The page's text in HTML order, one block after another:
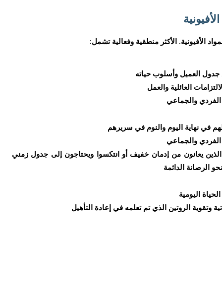
الأفيونية. الأكثر منطقية وفعالية تشمل:
العميل وأسلوب حياته
العائلية والعمل
والجماعي
في نهاية اليوم والنوم في سريرهم
والجماعي
يعانون من إدمان خفيف أو انتكسوا ويحتاجون إلى جدول زمني
الرصانة الدائمة
اليومية
وتقوية الروتين الذي تم تعلمه في إعادة التأهيل